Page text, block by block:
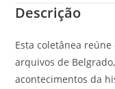
Descrição
Esta coletânea
arquivos de
acontecimentos da